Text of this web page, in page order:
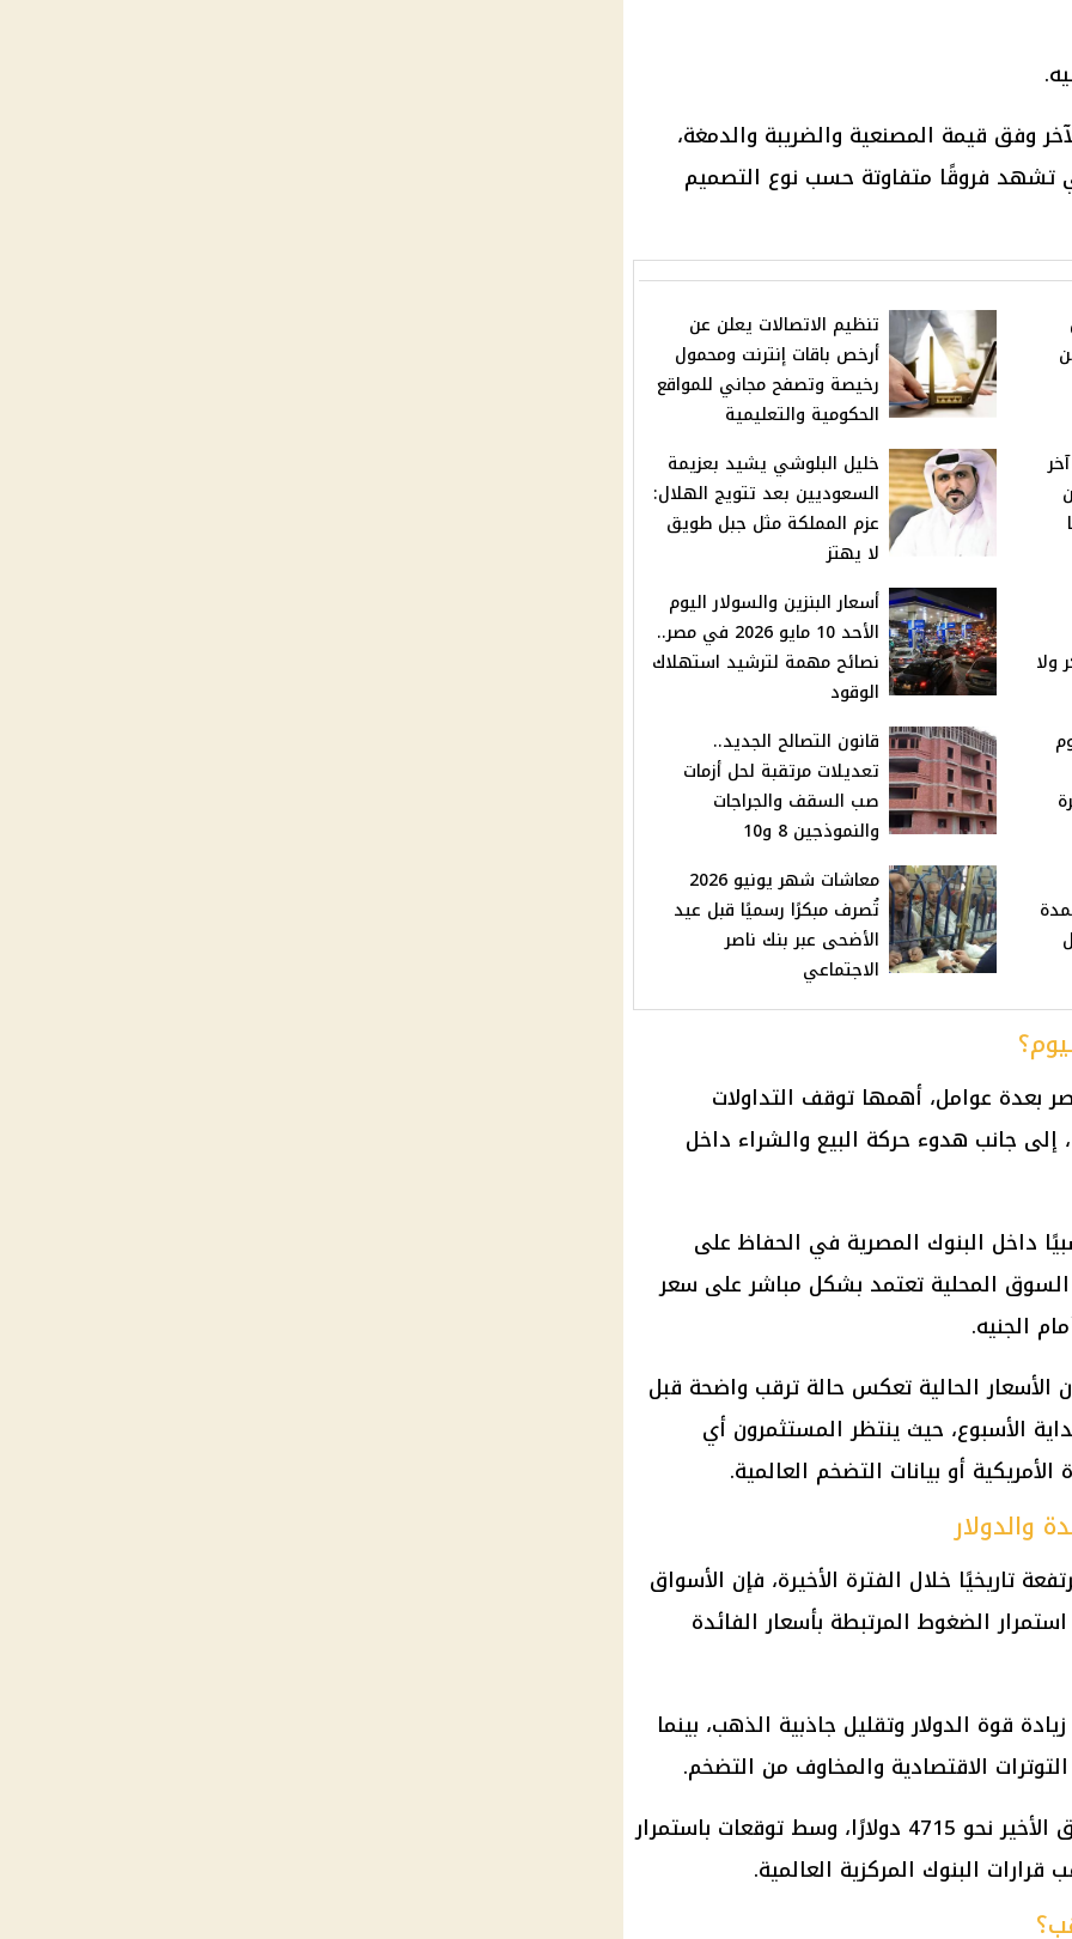
وفق قيمة المصنعية والضريبة والدمغة،
تشهد فروقًا متفاوتة حسب نوع التصميم
تنظيم الاتصالات يعلن عن
أرخص باقات إنترنت ومحمول
رخيصة وتصفح مجاني للمواقع
الحكومية والتعليمية
خليل البلوشي يشيد بعزيمة
السعوديين بعد تتويج الهلال:
عزم المملكة مثل جبل طويق
لا يهتز
ولا
أسعار البنزين والسولار اليوم
الأحد 10 مايو 2026 في مصر..
نصائح مهمة لترشيد استهلاك
الوقود
قانون التصالح الجديد..
تعديلات مرتقبة لحل أزمات
صب السقف والجراجات
والنموذجين 8 و10
معاشات شهر يونيو 2026
تُصرف مبكرًا رسميًا قبل عيد
الأضحى عبر بنك ناصر
الاجتماعي
بعدة عوامل، أهمها توقف التداولات
إلى جانب هدوء حركة البيع والشراء داخل
داخل البنوك المصرية في الحفاظ على
السوق المحلية تعتمد بشكل مباشر على سعر
الجنيه.
الأسعارالحالية تعكس حالة ترقب واضحة قبل
الأسبوع، حيث ينتظر المستثمرون أي
الأمريكية أو بيانات التضخم العالمية.
والدولار
تاريخيًا خلال الفترة الأخيرة، فإن الأسواق
الضغوط المرتبطة بأسعار الفائدة
قوة الدولاروتقليل جاذبية الذهب، بينما
الاقتصادية والمخاوف من التضخم.
دولارًا، وسط
توقعات باستمرار
قرارات البنوك المركزية العالمية.